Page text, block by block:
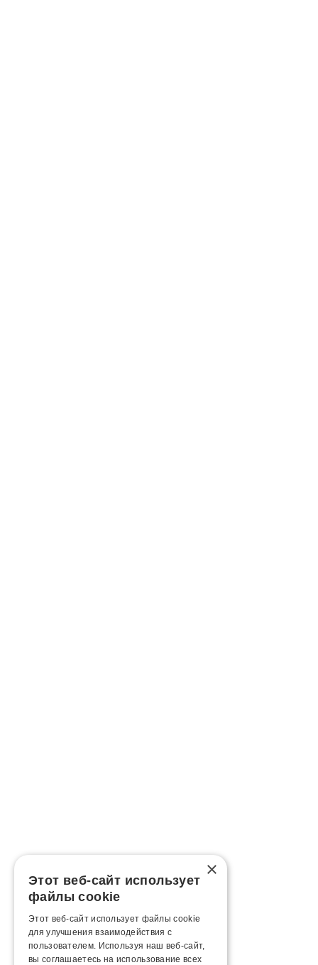
×
Этот веб-сайт использует
файлы cookie
Этот веб-сайт использует файлы cookie
для улучшения взаимодействия с
пользователем. Используя наш веб-сайт,
вы соглашаетесь на использование всех